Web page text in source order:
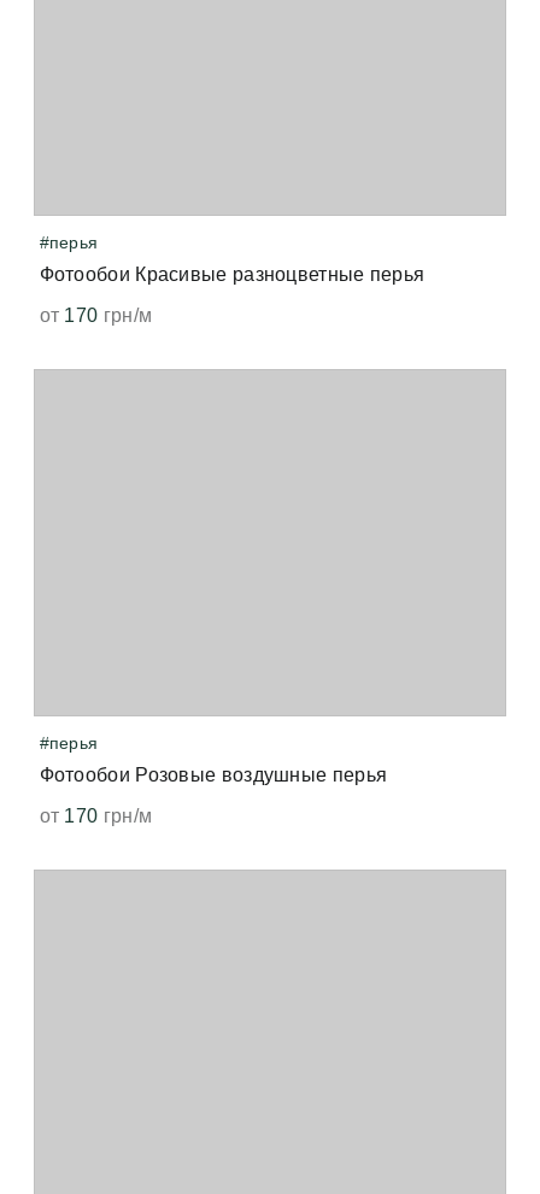
#перья
Фотообои Красивые разноцветные перья
от 170 грн/м
#перья
Фотообои Розовые воздушные перья
от 170 грн/м